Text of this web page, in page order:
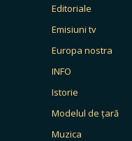
Editoriale
Emisiuni tv
Europa nostra
INFO
Istorie
Modelul de țară
Muzica